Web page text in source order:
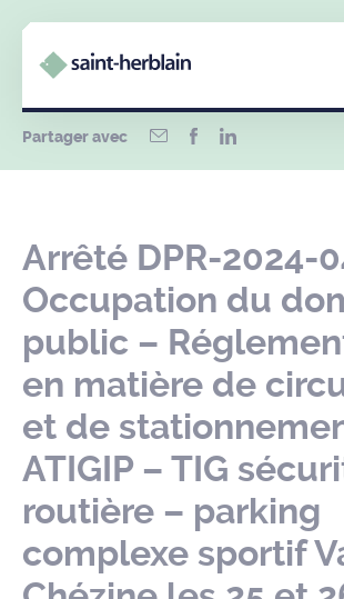
Partager avec
Arrêté DPR-2024-
Occupation du
public –
en matière de
et de
ATIGIP – TIG
routière – parking
complexe sportif